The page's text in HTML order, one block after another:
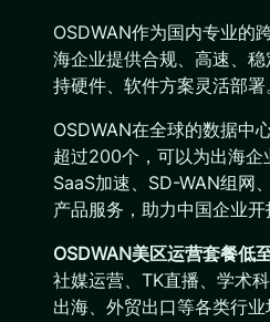
OSDWAN作为国内专业的
海企业提供合规、高速、
持硬件、软件方案灵活部署
OSDWAN在全球的数据中
超过200个，可以为出海企
SaaS加速、SD-WAN组网
产品服务，助力中国企业开
OSDWAN美区运营套餐低
社媒运营、TK直播、学术
出海、外贸出口等各类行业